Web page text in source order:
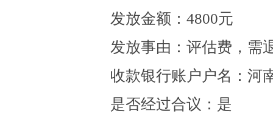
发放金额：4800元
发放事由：评估费，需
收款银行账户户名：河
是否经过合议：是